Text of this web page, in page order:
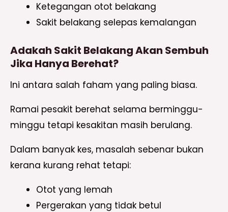
Ketegangan otot belakang
Sakit belakang selepas kemalangan
Adakah Sakit Belakang Akan Sembuh
Jika Hanya Berehat?
Ini antara salah faham yang paling biasa.
Ramai pesakit berehat selama berminggu-
minggu tetapi kesakitan masih berulang.
Dalam banyak kes, masalah sebenar bukan
kerana kurang rehat tetapi:
Otot yang lemah
Pergerakan yang tidak betul